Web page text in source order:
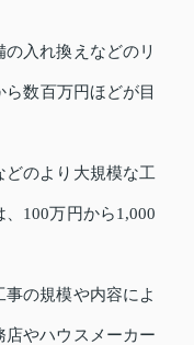
入れ換えなどのリ
数百万円ほどが目
どのより大規模な工
100万円から1,000
の規模や内容によ
店やハウスメーカー